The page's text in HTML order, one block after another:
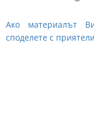
Ако материалът
споделете с